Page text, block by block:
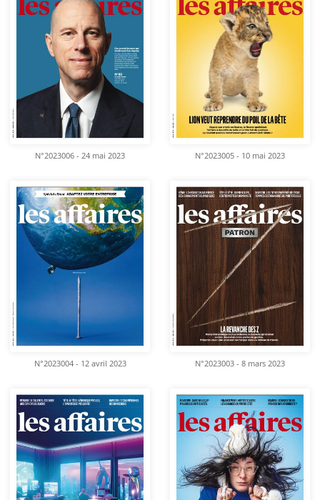
N°2023006 - 24 mai 2023 N°2023005 - 10 mai 2023
N°2023004 - 12 avril 2023 N°2023003 - 8 mars 2023